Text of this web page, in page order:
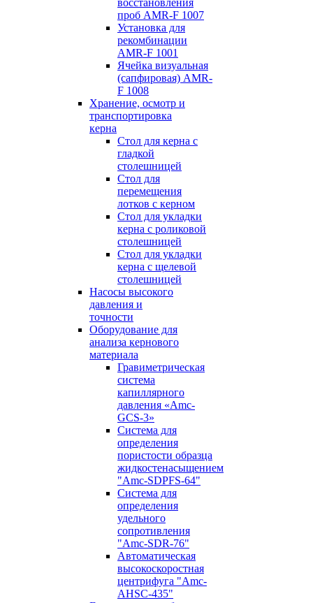
восстановления
проб AMR-F 1007
Установка для
рекомбинации
AMR-F 1001
Ячейка визуальная
(сапфировая) AMR-
F 1008
Хранение, осмотр и
транспортировка
керна
Стол для керна с
гладкой
столешницей
Стол для
перемещения
лотков с керном
Стол для укладки
керна с роликовой
столешницей
Стол для укладки
керна с щелевой
столешницей
Насосы высокого
давления и
точности
Оборудование для
анализа кернового
материала
Гравиметрическая
система
капиллярного
давления «Amc-
GCS-3»
Система для
определения
пористости образца
жидкостенасыщением
"Amc-SDPFS-64"
Система для
определения
удельного
сопротивления
"Amc-SDR-76"
Автоматическая
высокоскоростная
центрифуга "Amc-
AHSC-435"